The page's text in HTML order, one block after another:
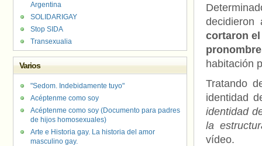
decidieron
cortaron
habitación
Tratando
identidad
identidad
la
vídeo.
Argentina
SOLIDARIGAY
Stop SIDA
Transexualia
Varios
"Sedom. Indebidamente tuyo"
Acéptenme como soy
Acéptenme como soy (Documento para padres
de hijos homosexuales)
Arte e Historia gay. La historia del amor
masculino gay.